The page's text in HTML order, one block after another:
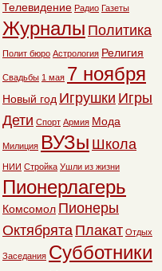
Телевидение Радио Газеты
Журналы Политика
Полит бюро Астрология Религия
Свадьбы 1 мая 7 ноября
Новый год Игрушки Игры
Дети Спорт Армия Мода
Милиция ВУЗы Школа
НИИ Стройка Ушли из жизни
Пионерлагерь
Комсомол Пионеры
Октябрята Плакат Отдых
Заседания Субботники